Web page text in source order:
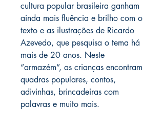
cultura popular brasileira ganham
ainda mais fluência e brilho com o
texto e as ilustrações de Ricardo
Azevedo, que pesquisa o tema há
mais de 20 anos. Neste
“armazém”, as crianças encontram
quadras populares, contos,
adivinhas, brincadeiras com
palavras e muito mais.